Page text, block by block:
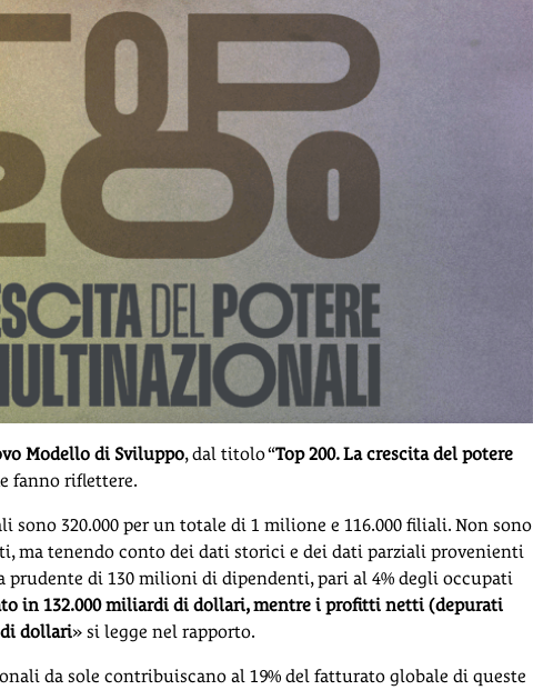
Modello di Sviluppo, dal titolo “Top 200. La crescita del potere
fanno riflettere.
sono 320.000 per un totale di 1 milione e 116.000 filiali. Non sono
ma tenendo conto dei dati storici e dei dati parziali provenienti
prudente di 130 milioni di dipendenti, pari al 4% degli occupati
in 132.000 miliardi di dollari, mentre i profitti netti (depurati
dollari» si legge nel rapporto.
da sole contribuiscano al 19% del fatturato globale di queste